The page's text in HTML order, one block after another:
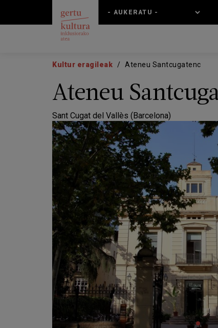
main
main
Kultur eragileak Ateneu Santcugatenc
Ateneu
Sant Cugat del Vallès (Barcelona)